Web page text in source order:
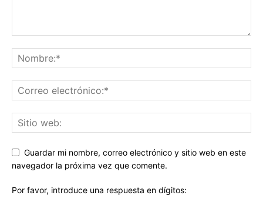
Guardar mi nombre, correo electrónico y sitio web en este
navegador la próxima vez que comente.
Por favor, introduce una respuesta en dígitos: